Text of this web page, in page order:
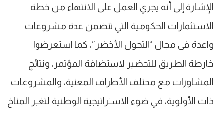
الإشارة إلى أنه يجري العمل على الانتهاء من خطة
الاستثمارات الحكومية التي تتضمن عدة مشروعات
واعدة فى مجال “التحول الأخضر”، كما استعرضوا
خارطة الطريق للتحضير لاستضافة المؤتمر، ونتائج
المشاورات مع مختلف الأطراف المعنية، والمشروعات
ذات الأولوية، في ضوء الاستراتيجية الوطنية لتغير المناخ